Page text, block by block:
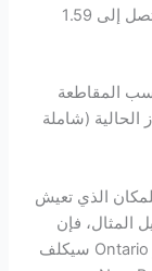
ستدفع 1.13 دولارًا للتر الواحد في المتوسط ​​، وتصل إلى 1.59
المقاطعة
(شاملة
الذي تعيش
المثال، فإن
التأمين على مركبة في Columbia البريطانية أو Ontario سيكلف